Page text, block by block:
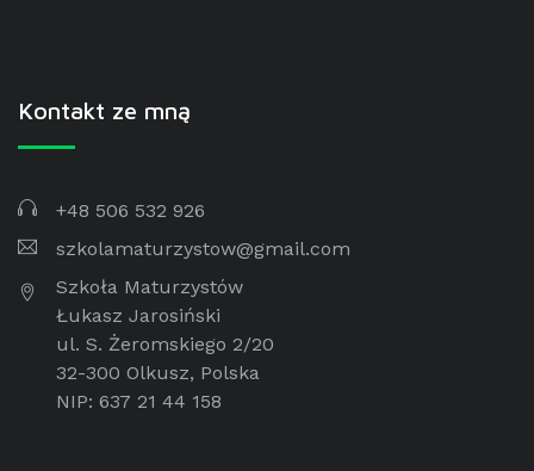
Kontakt ze mną
+48 506 532 926
szkolamaturzystow@gmail.com
Szkoła Maturzystów
Łukasz Jarosiński
ul. S. Żeromskiego 2/20
32-300 Olkusz, Polska
NIP: 637 21 44 158